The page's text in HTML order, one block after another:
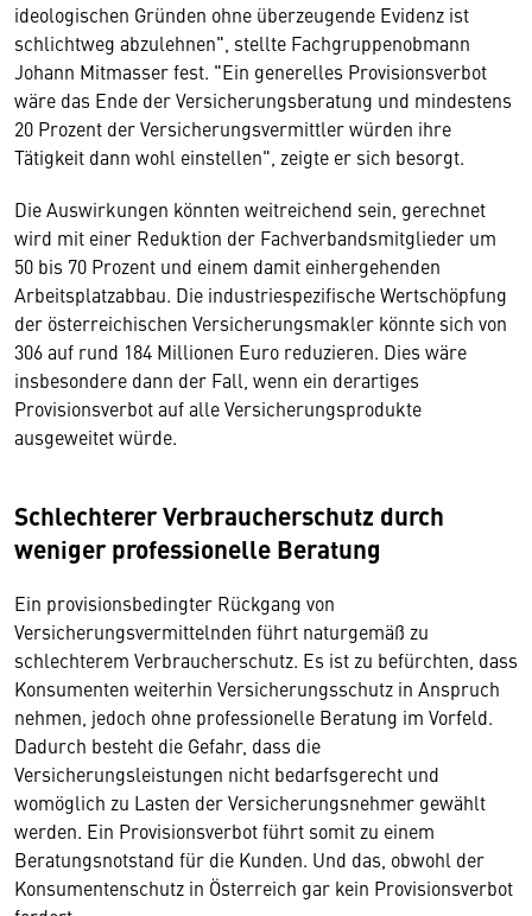
ideologischen Gründen ohne überzeugende Evidenz ist
schlichtweg abzulehnen", stellte Fachgruppenobmann
Johann Mitmasser fest. "Ein generelles Provisionsverbot
wäre das Ende der Versicherungsberatung und mindestens
20 Prozent der Versicherungsvermittler würden ihre
Tätigkeit dann wohl einstellen", zeigte er sich besorgt.
Die Auswirkungen könnten weitreichend sein, gerechnet
wird mit einer Reduktion der Fachverbandsmitglieder um
50 bis 70 Prozent und einem damit einhergehenden
Arbeitsplatzabbau. Die industriespezifische Wertschöpfung
der österreichischen Versicherungsmakler könnte sich von
306 auf rund 184 Millionen Euro reduzieren. Dies wäre
insbesondere dann der Fall, wenn ein derartiges
Provisionsverbot auf alle Versicherungsprodukte
ausgeweitet würde.
SchlechtererVerbraucherschutz durch
wenigerprofessionelle Beratung
Ein provisionsbedingter Rückgang von
Versicherungsvermittelnden führt naturgemäß zu
schlechterem Verbraucherschutz. Es ist zu befürchten, dass
Konsumenten weiterhin Versicherungsschutz in Anspruch
nehmen, jedoch ohne professionelle Beratung im Vorfeld.
Dadurch besteht die Gefahr, dass die
Versicherungsleistungen nicht bedarfsgerecht und
womöglich zu Lasten der Versicherungsnehmer gewählt
werden. Ein Provisionsverbot führt somit zu einem
Beratungsnotstand für die Kunden. Und das, obwohl der
Konsumentenschutz in Österreich gar kein Provisionsverbot